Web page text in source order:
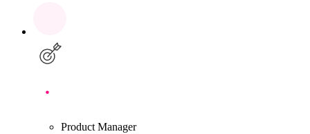
Product Manager